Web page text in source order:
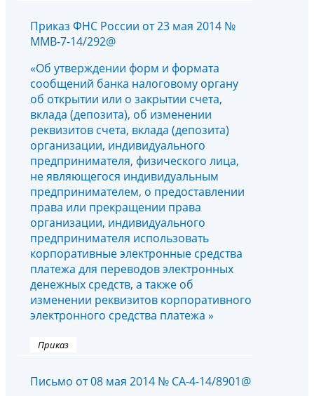
Приказ ФНС России от 23 мая 2014 №
ММВ-7-14/292@
«Об утверждении форм и формата
сообщений банка налоговому органу
об открытии или о закрытии счета,
вклада (депозита), об изменении
реквизитов счета, вклада (депозита)
организации, индивидуального
предпринимателя, физического лица,
не являющегося индивидуальным
предпринимателем, о предоставлении
права или прекращении права
организации, индивидуального
предпринимателя использовать
корпоративные электронные средства
платежа для переводов электронных
денежных средств, а также об
изменении реквизитов корпоративного
электронного средства платежа »
Приказ
Письмо от 08 мая 2014 № СА-4-14/8901@